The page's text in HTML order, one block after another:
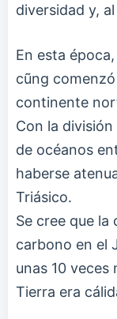
diversidad y,
En esta
cũng
continente
Con la
de océanos
haberse
Triásico.
Se cree que
carbono en el
unas 10 veces
Tierra era